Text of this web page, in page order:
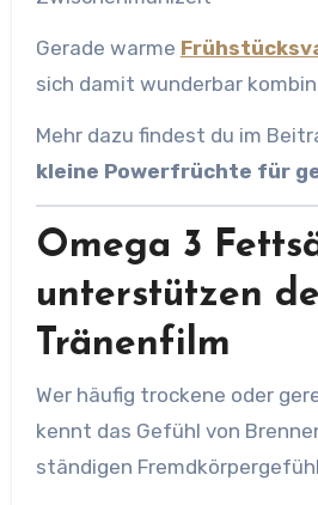
Gerade warme
sich damit wunderbar
Mehr dazu findest du im
kleine Powerfrüchte für
Omega 3
unterstützen
Tränenfilm
Wer häufig trockene oder
kennt das Gefühl von
ständigen